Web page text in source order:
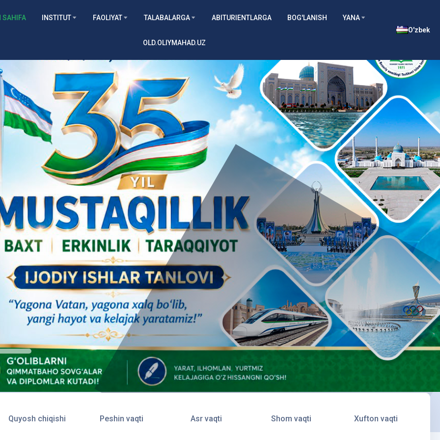
SAHIFA INSTITUT FAOLIYAT TALABALARGA ABITURIENTLARGA BOG'LANISH YANA
OLD.OLIYMAHAD.UZ
O'zbek
Quyosh chiqishi Peshin vaqti Asr vaqti Shom vaqti Xufton vaqti